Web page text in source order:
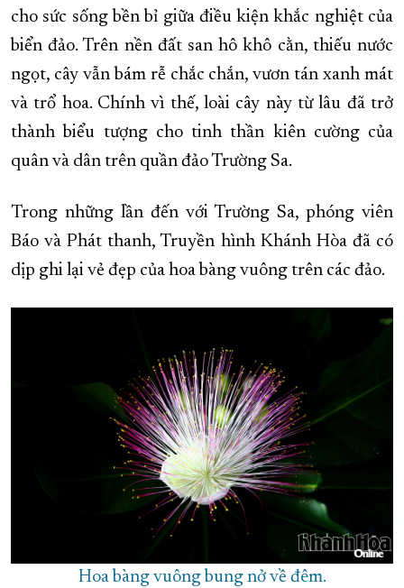
cho sức sống bền bỉ giữa điều kiện khắc nghiệt của
biển đảo. Trên nền đất san hô khô cằn, thiếu nước
ngọt, cây vẫn bám rễ chắc chắn, vươn tán xanh mát
và trổ hoa. Chính vì thế, loài cây này từ lâu đã trở
thành biểu tượng cho tinh thần kiên cường của
quân và dân trên quần đảo Trường Sa.
Trong những lần đến với Trường Sa, phóng viên
Báo và Phát thanh, Truyền hình Khánh Hòa đã có
dịp ghi lại vẻ đẹp của hoa bàng vuông trên các đảo.
Hoa bàng vuông bung nở về đêm.